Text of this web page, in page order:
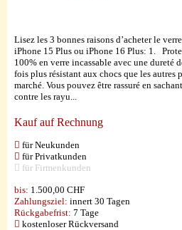
Lisez les 3 bonnes raisons d’acheter le
iPhone 15 Plus ou iPhone 16 Plus: 1.
100% en verre incassable avec une dureté
fois plus résistant aux chocs que les
marché. Vous pouvez être rassuré en
contre les rayu...
Kauf auf Rechnung
für Neukunden
für Privatkunden
für Firmenkunden
bis: 1.500,00 CHF
Zahlungsziel: innert 30 Tagen
Rückgabefrist: 7 Tage
kostenloser Rückversand